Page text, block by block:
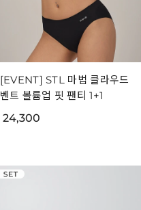
[EVENT] STL 마법 클라우드
벤트 볼륨업 핏 팬티 1+1
24,300